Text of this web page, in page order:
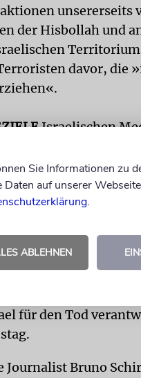
unsererseits
der Hisbollah und
davor, die
Israelischen
der
wie
Anschläge
in Israel
Imad Mughniyya
für den Tod
Journalist Bruno
Sie Informationen zu
Daten auf unserer
.
ABLEHNEN